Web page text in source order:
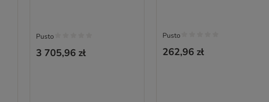
3 705,96 zł
Pusto
262,96 zł
Pusto